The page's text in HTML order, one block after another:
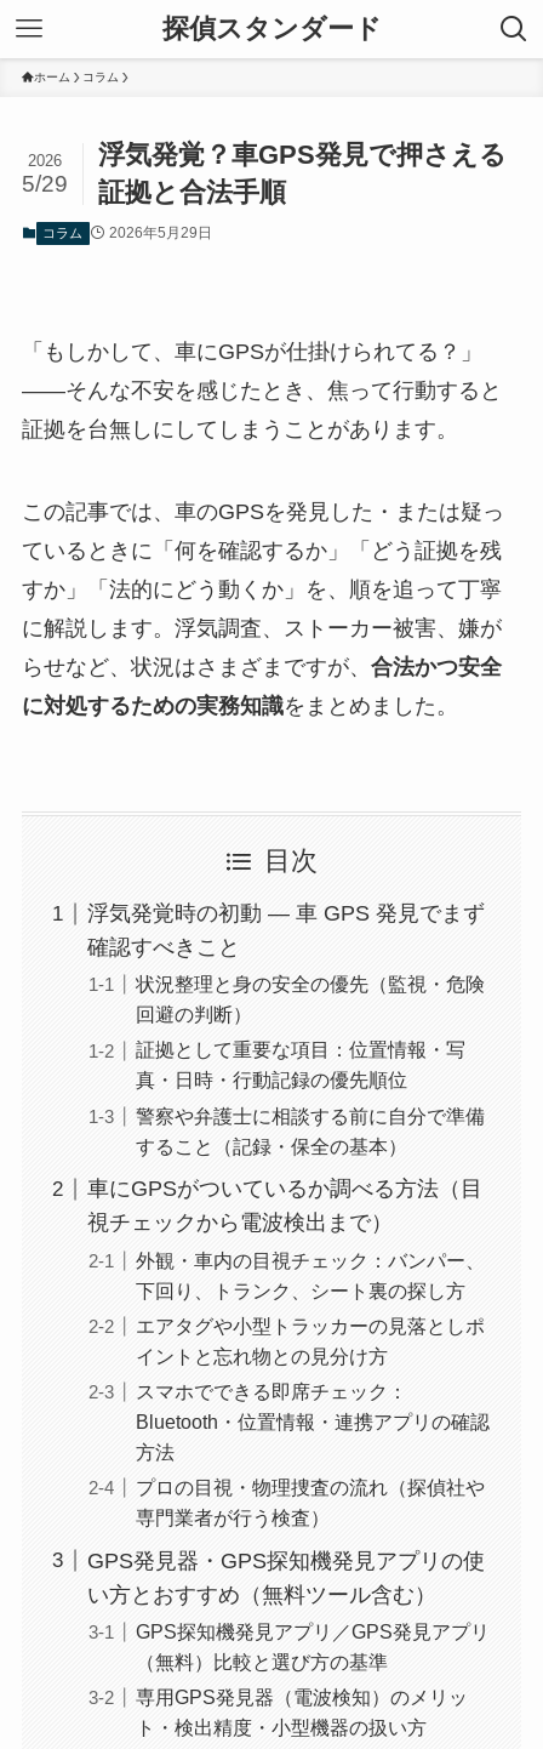
探偵スタンダード
ホーム コラム
浮気発覚？車GPS発見で押さえる
証拠と合法手順
2026
5/29
コラム 2026年5月29日
「もしかして、車にGPSが仕掛けられてる？」
——そんな不安を感じたとき、焦って行動すると
証拠を台無しにしてしまうことがあります。
この記事では、車のGPSを発見した・または疑っ
ているときに「何を確認するか」「どう証拠を残
すか」「法的にどう動くか」を、順を追って丁寧
に解説します。浮気調査、ストーカー被害、嫌が
らせなど、状況はさまざまですが、 合法かつ安全
に対処するための実務知識をまとめました。
目次
浮気発覚時の初動 — 車 GPS 発見でまず
確認すべきこと
状況整理と身の安全の優先（監視・危険
回避の判断）
証拠として重要な項目：位置情報・写
真・日時・行動記録の優先順位
警察や弁護士に相談する前に自分で準備
すること（記録・保全の基本）
車にGPSがついているか調べる方法（目
視チェックから電波検出まで）
外観・車内の目視チェック：バンパー、
下回り、トランク、シート裏の探し方
エアタグや小型トラッカーの見落としポ
イントと忘れ物との見分け方
スマホでできる即席チェック：
Bluetooth・位置情報・連携アプリの確認
方法
プロの目視・物理捜査の流れ（探偵社や
専門業者が行う検査）
GPS発見器・GPS探知機発見アプリの使
い方とおすすめ（無料ツール含む）
GPS探知機発見アプリ／GPS発見アプリ
（無料）比較と選び方の基準
専用GPS発見器（電波検知）のメリッ
ト・検出精度・小型機器の扱い方